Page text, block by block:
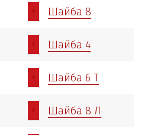
+ Шайба 8
+ Шайба 4
+ Шайба 6 Т
+ Шайба 8 Л